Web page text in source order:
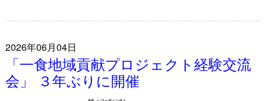
2026年06月04日
「一食地域貢献プロジェクト経験交流
会」 ３年ぶりに開催